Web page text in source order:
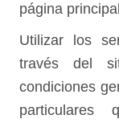
página
Utilizar los
través del
condiciones